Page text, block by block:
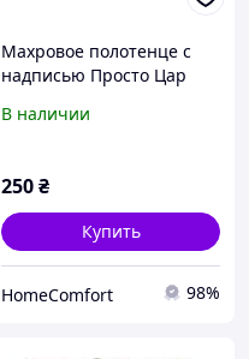
Махровое полотенце с
надписью Просто Цар
В наличии
250₴
Купить
HomeComfort 98%